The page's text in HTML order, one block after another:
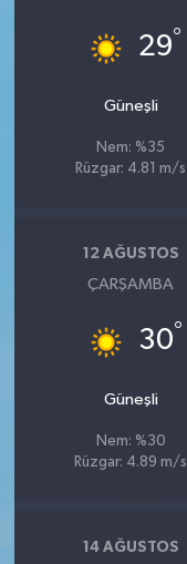
29°
Güneşli
Nem: %35
Rüzgar: 4.81 m/s
12 AĞUSTOS
ÇARŞAMBA
30°
Güneşli
Nem: %30
Rüzgar: 4.89 m/s
14 AĞUSTOS